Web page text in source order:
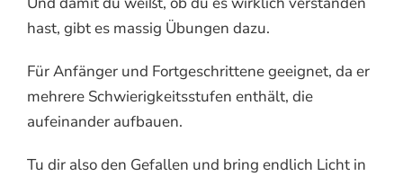
hast, gibt es massig Übungen dazu.
Für Anfänger und Fortgeschrittene geeignet, da er
mehrere Schwierigkeitsstufen enthält, die
aufeinander aufbauen.
Tu dir also den Gefallen und bring endlich Licht in